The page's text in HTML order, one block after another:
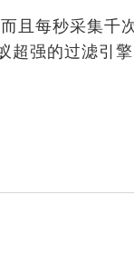
且每秒采集千
强的过滤引